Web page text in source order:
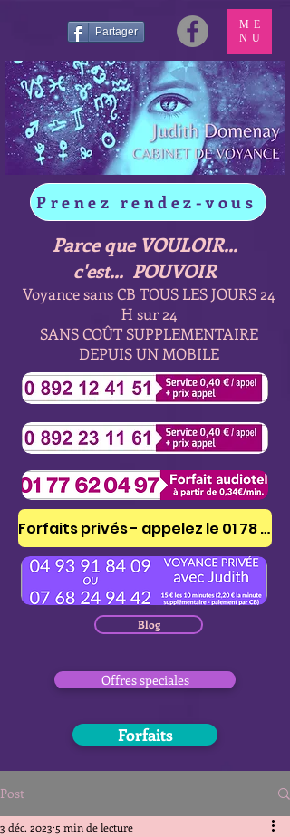
Partager
Prenez rendez-vous
Parce que VOULOIR...
c'est... POUVOIR
Voyance sans CB TOUS LES JOURS 24
H sur 24
SANS COÛT SUPPLEMENTAIRE
DEPUIS UN MOBILE
Blog
Offres speciales
ME
NU
Forfaits
Forfaits privés - appelez le 01 78 41 53 51
Post
3 déc. 2023 5 min de lecture